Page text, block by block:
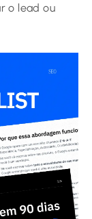
o lead ou